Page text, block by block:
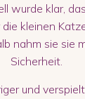
wurde klar,
kleinen
nahm sie sie
Sicherheit.
und